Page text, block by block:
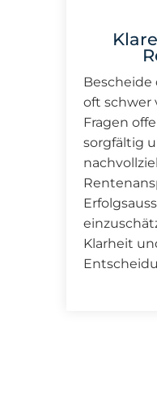
Bescheide
oft schwer
Fragen
sorgfältig
Klarheit